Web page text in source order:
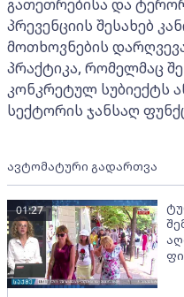
გათეთრებისა და
პრევენციის შესახებ
მოთხოვნების
პრაქტიკა, რომელმაც
კონკრეტულ სუბიექტს
სექტორის ჯანსაღ
ავტომატური გადართვა
01:27